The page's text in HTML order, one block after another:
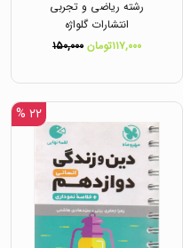
رشته ریاضی و تجربی
انتشارات گلواژه
۱۱۷,۰۰۰تومان
۱۵۰,۰۰۰
۲۲ %